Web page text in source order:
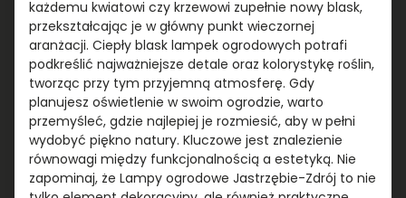
każdemu kwiatowi czy krzewowi zupełnie nowy blask,
przekształcając je w główny punkt wieczornej
aranżacji. Ciepły blask lampek ogrodowych potrafi
podkreślić najważniejsze detale oraz kolorystykę roślin,
tworząc przy tym przyjemną atmosferę. Gdy
planujesz oświetlenie w swoim ogrodzie, warto
przemyśleć, gdzie najlepiej je rozmiesić, aby w pełni
wydobyć piękno natury. Kluczowe jest znalezienie
równowagi między funkcjonalnością a estetyką. Nie
zapominaj, że Lampy ogrodowe Jastrzębie-Zdrój to nie